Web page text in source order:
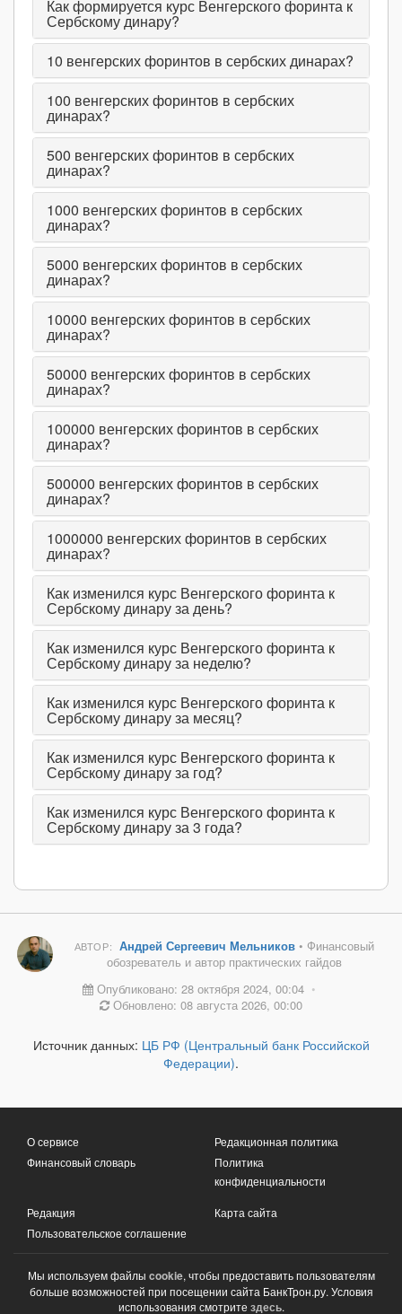
Как формируется курс Венгерского форинта к
Сербскому динару?
10 венгерских форинтов в сербских динарах?
100 венгерских форинтов в сербских
динарах?
500 венгерских форинтов в сербских
динарах?
1000 венгерских форинтов в сербских
динарах?
5000 венгерских форинтов в сербских
динарах?
10000 венгерских форинтов в сербских
динарах?
50000 венгерских форинтов в сербских
динарах?
100000 венгерских форинтов в сербских
динарах?
500000 венгерских форинтов в сербских
динарах?
1000000 венгерских форинтов в сербских
динарах?
Как изменился курс Венгерского форинта к
Сербскому динару за день?
Как изменился курс Венгерского форинта к
Сербскому динару за неделю?
Как изменился курс Венгерского форинта к
Сербскому динару за месяц?
Как изменился курс Венгерского форинта к
Сербскому динару за год?
Как изменился курс Венгерского форинта к
Сербскому динару за 3 года?
АВТОР: Андрей Сергеевич Мельников• Финансовый
обозреватель и автор практических гайдов
Опубликовано: 28 октября 2024, 00:04 •
Обновлено: 08 августа 2026, 00:00
Источник данных: ЦБ РФ (Центральный банк Российской
Федерации).
О сервисе
Финансовый словарь
Редакционная политика
Политика
конфиденциальности
Редакция
Пользовательское соглашение
Карта сайта
Мы используем файлы cookie, чтобы предоставить пользователям
больше возможностей при посещении сайта БанкТрон.ру. Условия
использования смотрите здесь.